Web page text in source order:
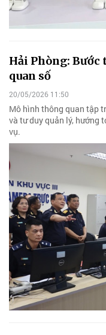
Hải Phòng:
quan số
20/05/2026 11:50
Mô hình thông quan tập
và tư duy quản lý, hướng
vụ.